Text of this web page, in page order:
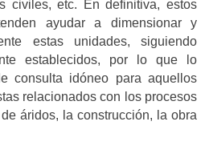
civiles, etc. En definitiva, estos
ayudar a dimensionar y
estas unidades, siguiendo
establecidos, por lo que lo
consulta idóneo para aquellos
relacionados con los procesos
áridos, la construcción, la obra